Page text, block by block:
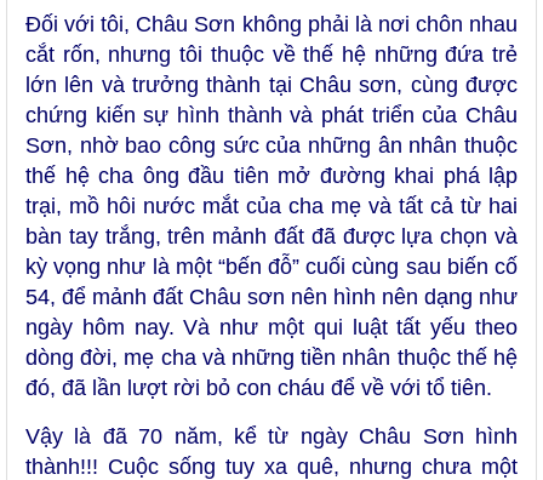
Đối với tôi, Châu Sơn không phải là nơi chôn nhau
cắt rốn, nhưng tôi thuộc về thế hệ những đứa trẻ
lớn lên và trưởng thành tại Châu sơn, cùng được
chứng kiến sự hình thành và phát triển của Châu
Sơn, nhờ bao công sức của những ân nhân thuộc
thế hệ cha ông đầu tiên mở đường khai phá lập
trại, mồ hôi nước mắt của cha mẹ và tất cả từ hai
bàn tay trắng, trên mảnh đất đã được lựa chọn và
kỳ vọng như là một “bến đỗ” cuối cùng sau biến cố
54, để mảnh đất Châu sơn nên hình nên dạng như
ngày hôm nay. Và như một qui luật tất yếu theo
dòng đời, mẹ cha và những tiền nhân thuộc thế hệ
đó, đã lần lượt rời bỏ con cháu để về với tổ tiên.
Vậy là đã 70 năm, kể từ ngày Châu Sơn hình
thành!!! Cuộc sống tuy xa quê, nhưng chưa một